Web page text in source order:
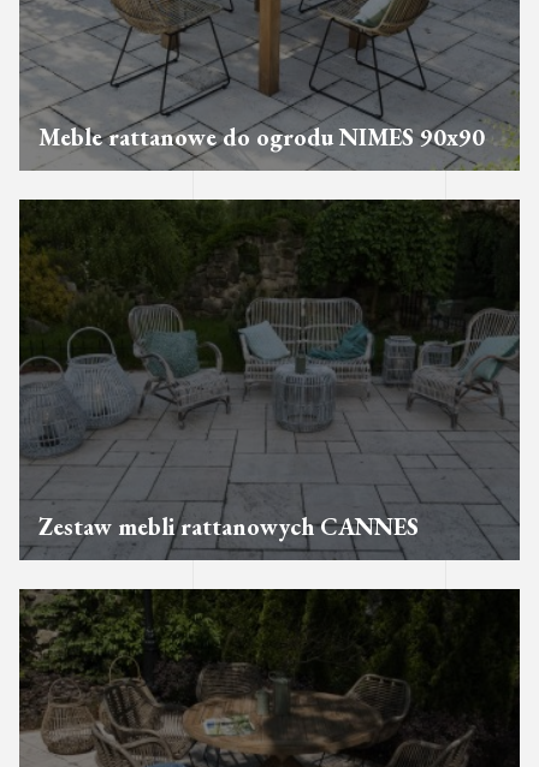
Meble rattanowe do ogrodu NIMES 90x90
Zestaw mebli rattanowych CANNES